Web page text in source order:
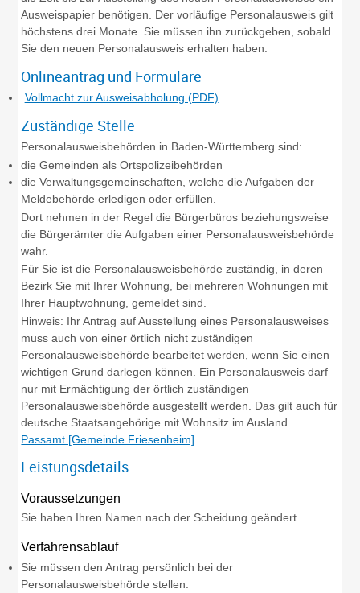
Ausweispapier benötigen. Der vorläufige Personalausweis gilt
höchstens drei Monate. Sie müssen ihn zurückgeben, sobald
Sie den neuen Personalausweis erhalten haben.
Onlineantrag und Formulare
Vollmacht zur Ausweisabholung (PDF)
Zuständige Stelle
Personalausweisbehörden in Baden-Württemberg sind:
die Gemeinden als Ortspolizeibehörden
die Verwaltungsgemeinschaften, welche die Aufgaben der
Meldebehörde erledigen oder erfüllen.
Dort nehmen in der Regel die Bürgerbüros beziehungsweise
die Bürgerämter die Aufgaben einer Personalausweisbehörde
wahr.
Für Sie ist die Personalausweisbehörde zuständig, in deren
Bezirk Sie mit Ihrer Wohnung, bei mehreren Wohnungen mit
Ihrer Hauptwohnung, gemeldet sind.
Hinweis: Ihr Antrag auf Ausstellung eines Personalausweises
muss auch von einer örtlich nicht zuständigen
Personalausweisbehörde bearbeitet werden, wenn Sie einen
wichtigen Grund darlegen können. Ein Personalausweis darf
nur mit Ermächtigung der örtlich zuständigen
Personalausweisbehörde ausgestellt werden. Das gilt auch für
deutsche Staatsangehörige mit Wohnsitz im Ausland.
Passamt [Gemeinde Friesenheim]
Leistungsdetails
Voraussetzungen
Sie haben Ihren Namen nach der Scheidung geändert.
Verfahrensablauf
Sie müssen den Antrag persönlich bei der
Personalausweisbehörde stellen.